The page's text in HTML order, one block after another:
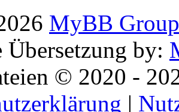
MyBB Group
Übersetzung by:
© 2020 -
|